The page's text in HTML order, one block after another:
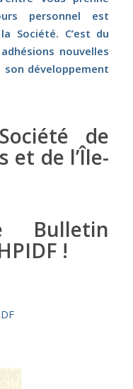
personnel est
Société. C’est du
nouvelles
son développement
de
et de l’Île-
Bulletin
!